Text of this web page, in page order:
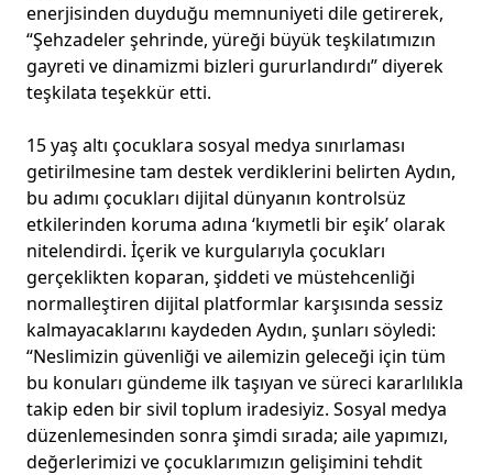
enerjisinden duyduğu memnuniyeti dile getirerek,
“Şehzadeler şehrinde, yüreği büyük teşkilatımızın
gayreti ve dinamizmi bizleri gururlandırdı” diyerek
teşkilata teşekkür etti.
15 yaş altı çocuklara sosyal medya sınırlaması
getirilmesine tam destek verdiklerini belirten Aydın,
bu adımı çocukları dijital dünyanın kontrolsüz
etkilerinden koruma adına ‘kıymetli bir eşik’ olarak
nitelendirdi. İçerik ve kurgularıyla çocukları
gerçeklikten koparan, şiddeti ve müstehcenliği
normalleştiren dijital platformlar karşısında sessiz
kalmayacaklarını kaydeden Aydın, şunları söyledi:
“Neslimizin güvenliği ve ailemizin geleceği için tüm
bu konuları gündeme ilk taşıyan ve süreci kararlılıkla
takip eden bir sivil toplum iradesiyiz. Sosyal medya
düzenlemesinden sonra şimdi sırada; aile yapımızı,
değerlerimizi ve çocuklarımızın gelişimini tehdit